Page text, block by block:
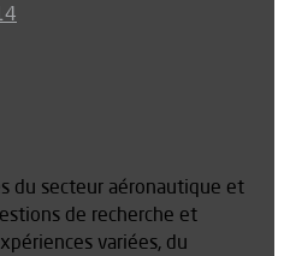
du secteur aéronautique et
de recherche et
variées, du